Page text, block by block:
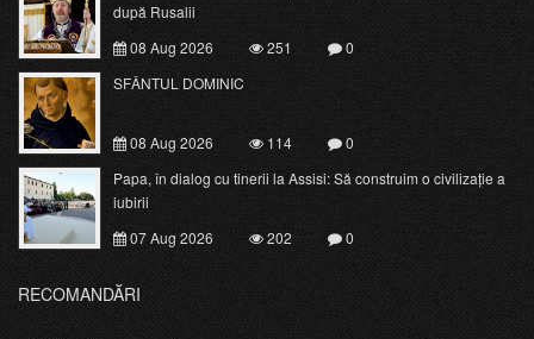
după Rusalii
08 Aug 2026
251
0
SFÂNTUL DOMINIC
08 Aug 2026 114
0
Papa, în dialog cu tinerii la Assisi: Să construim o civilizație a
iubirii
07 Aug 2026
202 0
RECOMANDĂRI